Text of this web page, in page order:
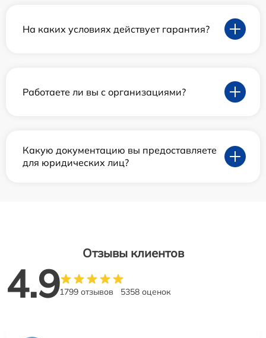
На каких условиях действует гарантия?
Работаете ли вы с организациями?
Какую документацию вы предоставляете
для юридических лиц?
Отзывы клиентов
4.91799 отзывов 5358 оценок